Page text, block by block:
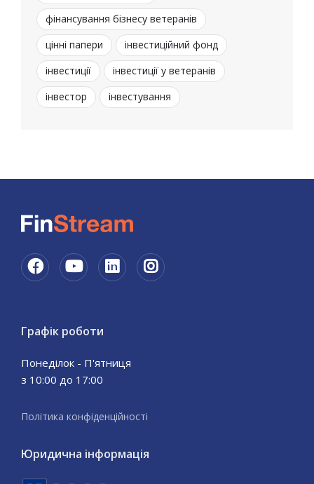
фінансування бізнесу ветеранів
цінні папери
інвестиційний фонд
інвестиції
інвестиції у ветеранів
інвестор
інвестування
Графік роботи
Понеділок - П'ятниця
з 10:00 до 17:00
Політика конфіденційності
Юридична інформація